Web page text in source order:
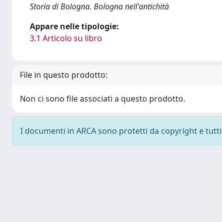
Storia di Bologna. Bologna nell'antichità
Appare nelle tipologie:
3.1 Articolo su libro
File in questo prodotto:
Non ci sono file associati a questo prodotto.
I documenti in ARCA sono protetti da copyright e